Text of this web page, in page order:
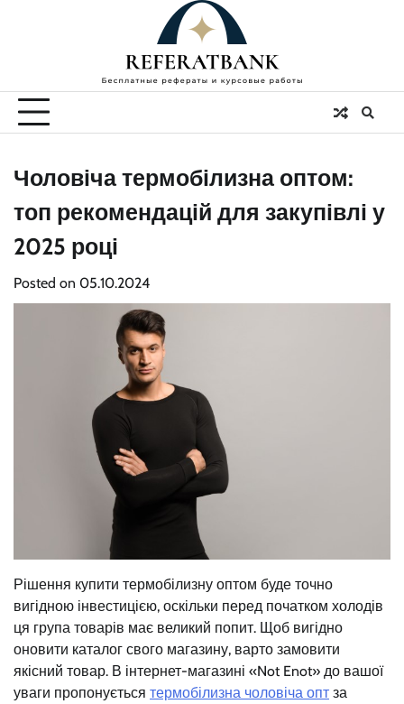
Чоловіча термобілизна оптом:
топ рекомендацій для закупівлі у
2025 році
Posted on 05.10.2024
Рішення купити термобілизну оптом буде точно
вигідною інвестицією, оскільки перед початком холодів
ця група товарів має великий попит. Щоб вигідно
оновити каталог свого магазину, варто замовити
якісний товар. В інтернет-магазині «Not Enot» до вашої
уваги пропонується термобілизна чоловіча опт за